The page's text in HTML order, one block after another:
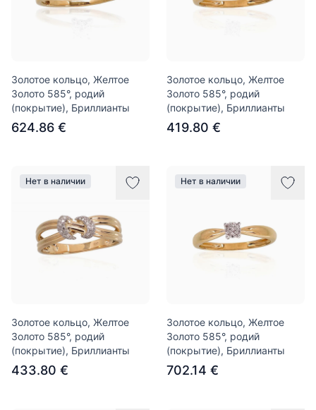
Золотое кольцо, Желтое
Золото 585°, родий
(покрытие), Бриллианты
624.86 €
Золотое кольцо, Желтое
Золото 585°, родий
(покрытие), Бриллианты
419.80 €
Нет в наличии
Золотое кольцо, Желтое
Золото 585°, родий
(покрытие), Бриллианты
433.80 €
Нет в наличии
Золотое кольцо, Желтое
Золото 585°, родий
(покрытие), Бриллианты
702.14 €